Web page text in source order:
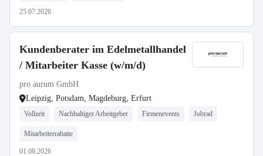
25.07.2026
Kundenberater im Edelmetallhandel
/ Mitarbeiter Kasse (w/m/d)
pro aurum GmbH
Leipzig, Potsdam, Magdeburg, Erfurt
Vollzeit Nachhaltiger Arbeitgeber Firmenevents Jobrad
Mitarbeiterrabatte
01.08.2026